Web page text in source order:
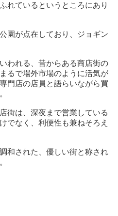
れているというところにあり
園が点在しており、ジョギン
われる、昔からある商店街の
るで場外市場のように活気が
門店の店員と語らいながら買
街は、深夜まで営業している
でなく、利便性も兼ねそろえ
和された、優しい街と称され